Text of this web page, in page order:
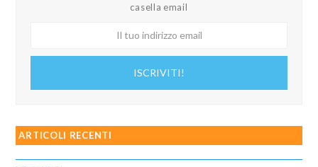
casella email
ISCRIVITI!
ARTICOLI RECENTI